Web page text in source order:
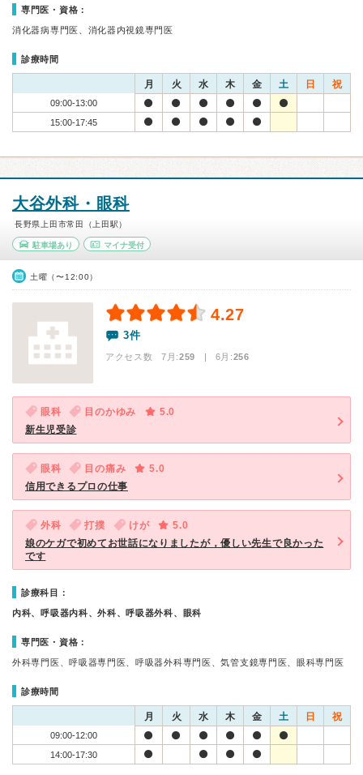
専門医・資格：
消化器病専門医、消化器内視鏡専門医
診療時間
月 火 水 木 金 土 日 祝
09:00-13:00
15:00-17:45
大谷外科・眼科
長野県上田市常田（上田駅）
駐車場あり マイナ受付
土曜（〜12:00）
4.27
3件
アクセス数 7月:259 | 6月:256
眼科 目のかゆみ
5.0
新生児受診
眼科 目の痛み
5.0
信用できるプロの仕事
外科 打撲 けが
5.0
娘のケガで初めてお世話になりましたが，優しい先生で良かった
です
診療科目：
内科、呼吸器内科、外科、呼吸器外科、眼科
専門医・資格：
外科専門医、呼吸器専門医、呼吸器外科専門医、気管支鏡専門医、眼科専門医
診療時間
月 火 水 木 金 土 日 祝
09:00-12:00
14:00-17:30